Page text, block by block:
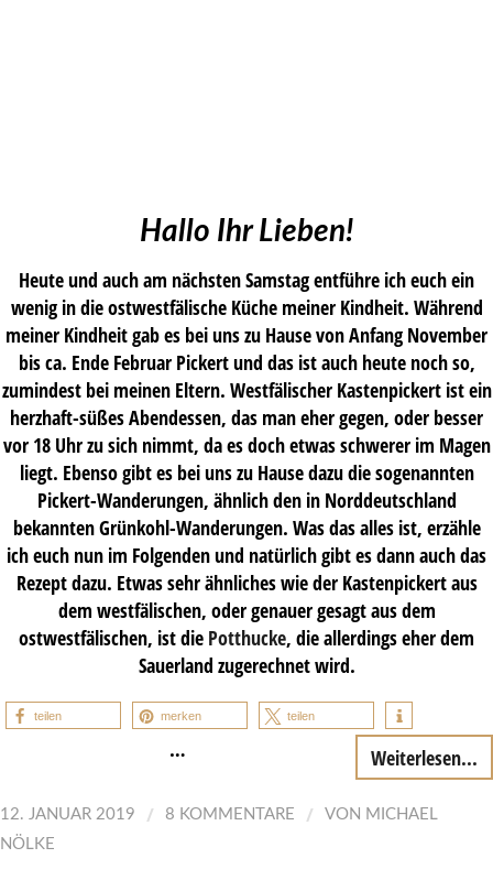
Hallo Ihr Lieben!
Heute und auch am nächsten Samstag entführe ich euch ein
wenig in die ostwestfälische Küche meiner Kindheit. Während
meiner Kindheit gab es bei uns zu Hause von Anfang November
bis ca. Ende Februar Pickert und das ist auch heute noch so,
zumindest bei meinen Eltern. Westfälischer Kastenpickert ist ein
herzhaft-süßes Abendessen, das man eher gegen, oder besser
vor 18 Uhr zu sich nimmt, da es doch etwas schwerer im Magen
liegt. Ebenso gibt es bei uns zu Hause dazu die sogenannten
Pickert-Wanderungen, ähnlich den in Norddeutschland
bekannten Grünkohl-Wanderungen. Was das alles ist, erzähle
ich euch nun im Folgenden und natürlich gibt es dann auch das
Rezept dazu. Etwas sehr ähnliches wie der Kastenpickert aus
dem westfälischen, oder genauer gesagt aus dem
ostwestfälischen, ist die Potthucke, die allerdings eher dem
Sauerland zugerechnet wird.
teilen merken teilen
… Weiterlesen...
12. JANUAR 2019 / 8 KOMMENTARE / VON MICHAEL
NÖLKE